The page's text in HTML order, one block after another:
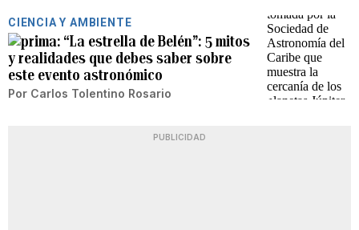
CIENCIA Y AMBIENTE
“La estrella de Belén”: 5 mitos
y realidades que debes saber sobre
este evento astronómico
Por Carlos Tolentino Rosario
PUBLICIDAD